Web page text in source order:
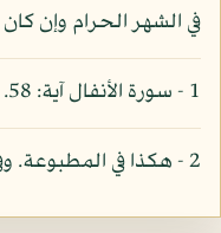
في الشهر الحرام وإن
1 - سورة الأنفال آية: 58.
2 - هكذا في المطبوعة. وفي العبارة سقط.